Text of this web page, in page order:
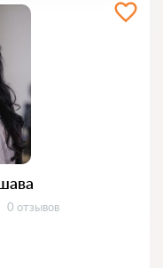
Отзывов:
0 отзывов